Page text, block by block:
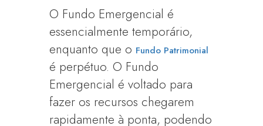
O Fundo Emergencial é
essencialmente temporário,
enquanto que o Fundo Patrimonial
é perpétuo. O Fundo
Emergencial é voltado para
fazer os recursos chegarem
rapidamente à ponta, podendo